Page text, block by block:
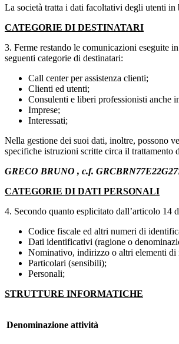
La società tratta i dati facoltativi degli utenti in
CATEGORIE DI DESTINATARI
3. Ferme restando le comunicazioni eseguite
seguenti categorie di destinatari:
Call center per assistenza clienti;
Clienti ed utenti;
Consulenti e liberi professionisti anche
Imprese;
Interessati;
Nella gestione dei suoi dati, inoltre, possono
specifiche istruzioni scritte circa il trattamento
GRECO BRUNO , c.f.
CATEGORIE DI DATI PERSONALI
4. Secondo quanto esplicitato dall’articolo 14
Codice fiscale ed altri numeri di
Dati identificativi (ragione o
Nominativo, indirizzo o altri elementi di
Particolari (sensibili);
Personali;
STRUTTURE INFORMATICHE
Denominazione attività